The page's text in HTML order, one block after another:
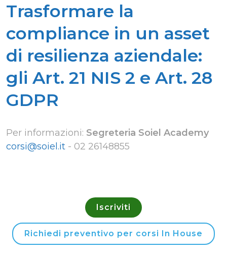
Trasformare la
compliance in un asset
di resilienza aziendale:
gli Art. 21 NIS 2 e Art. 28
GDPR
Per informazioni: Segreteria Soiel Academy
corsi@soiel.it - 02 26148855
Iscriviti
Richiedi preventivo per corsi In House